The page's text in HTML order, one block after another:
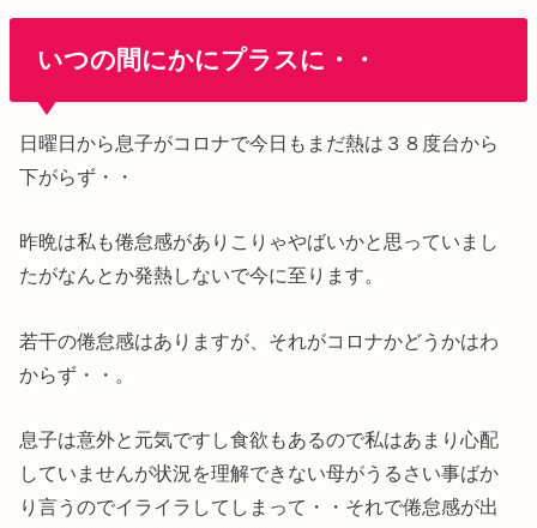
いつの間にかにプラスに・・
日曜日から息子がコロナで今日もまだ熱は３８度台から
下がらず・・
昨晩は私も倦怠感がありこりゃやばいかと思っていまし
たがなんとか発熱しないで今に至ります。
若干の倦怠感はありますが、それがコロナかどうかはわ
からず・・。
息子は意外と元気ですし食欲もあるので私はあまり心配
していませんが状況を理解できない母がうるさい事ばか
り言うのでイライラしてしまって・・それで倦怠感が出